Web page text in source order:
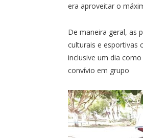
era aproveitar o
De maneira geral, as
culturais e esportivas
inclusive um dia
convívio em grupo